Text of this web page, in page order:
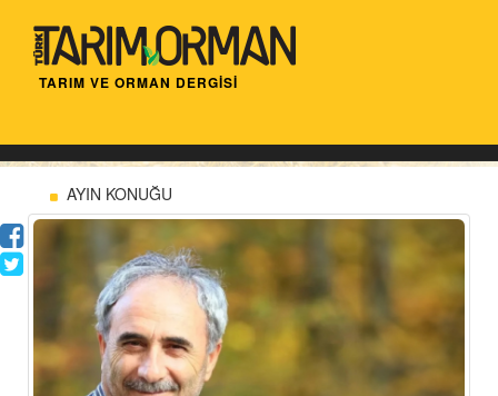
TARIM VE ORMAN DERGİSİ
AYIN KONUĞU